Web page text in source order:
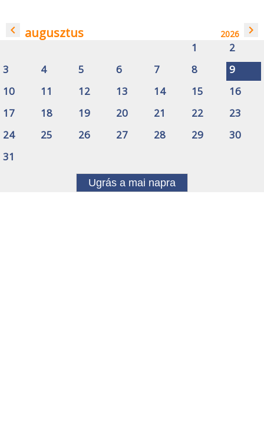
navigate_before augusztus 2026 navigate_next
1
2
3
4 5 6 7 8
9
10
11 12 13 14 15
16
17
18 19 20 21 22
23
24
25 26 27 28 29
30
31
Ugrás a mai napra